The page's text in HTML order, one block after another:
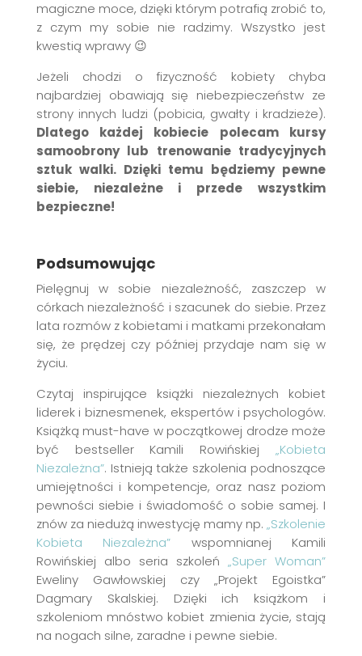
magiczne moce, dzięki którym potrafią zrobić to,
z czym my sobie nie radzimy. Wszystko jest
kwestią wprawy 😉
Jeżeli chodzi o fizyczność kobiety chyba
najbardziej obawiają się niebezpieczeństw ze
strony innych ludzi (pobicia, gwałty i kradzieże).
Dlatego każdej kobiecie polecam kursy
samoobrony lub trenowanie tradycyjnych
sztuk walki. Dzięki temu będziemy pewne
siebie, niezależne i przede wszystkim
bezpieczne!
Podsumowując
Pielęgnuj w sobie niezależność, zaszczep w
córkach niezależność i szacunek do siebie. Przez
lata rozmów z kobietami i matkami przekonałam
się, że prędzej czy później przydaje nam się w
życiu.
Czytaj inspirujące książki niezależnych kobiet
liderek i biznesmenek, ekspertów i psychologów.
Książką must-have w początkowej drodze może
być bestseller Kamili Rowińskiej„Kobieta
Niezależna”. Istnieją także szkolenia podnoszące
umiejętności i kompetencje, oraz nasz poziom
pewności siebie i świadomość o sobie samej. I
znów za niedużą inwestycję mamy np.„Szkolenie
Kobieta Niezależna” wspomnianej Kamili
Rowińskiej albo seria szkoleń„Super Woman”
Eweliny Gawłowskiej czy „Projekt Egoistka”
Dagmary Skalskiej. Dzięki ich książkom i
szkoleniom mnóstwo kobiet zmienia życie, stają
na nogach silne, zaradne i pewne siebie.